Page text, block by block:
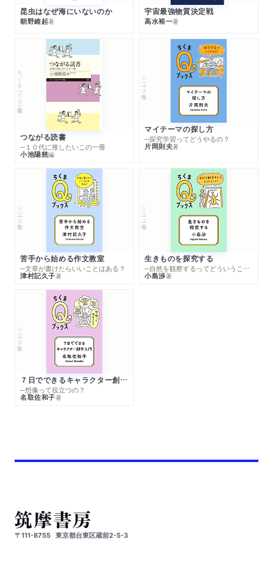
昆虫はなぜ海にいないのか
朝野維起著
宇宙最強物質決定戦
高水裕一著
ちくまプリマー新書
つながる読書
─１０代に推したいこの一冊
小池陽慈編
シリーズ・全集
マイテーマの探し方
─探究学習ってどうやるの？
片岡則夫著
シリーズ・全集
苦手から始める作文教室
─文章が書けたらいいことはある？
津村記久子著
シリーズ・全集
生きものを探究する
─自然を観察するってどういうこと？
小島渉著
シリーズ・全集
７日でできるキャラクター創作入門
─想像って役立つの？
名取佐和子著
〒111-8755 東京都台東区蔵前2-5-3